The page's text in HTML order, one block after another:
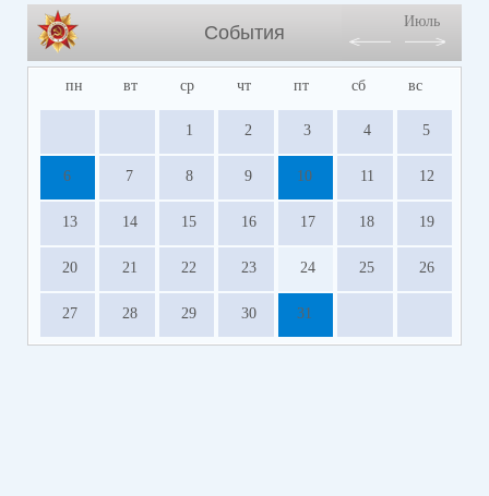
События
Июль
пн вт ср чт пт сб вс
1 2 3 4 5
6 7 8 9 10 11 12
13 14 15 16 17 18 19
20 21 22 23 24 25 26
27 28 29 30 31